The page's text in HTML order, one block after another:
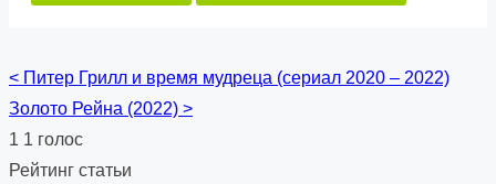
Posts
navigation
< Питер Грилл и время мудреца (сериал 2020 – 2022)
Золото Рейна (2022) >
1 1 голос
Рейтинг статьи